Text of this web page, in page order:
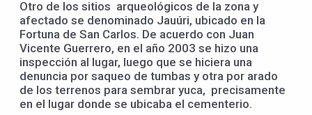
Otro de los sitios arqueológicos de la zona y
afectado se denominado Jauúri, ubicado en la
Fortuna de San Carlos. De acuerdo con Juan
Vicente Guerrero, en el año 2003 se hizo una
inspección al lugar, luego que se hiciera una
denuncia por saqueo de tumbas y otra por arado
de los terrenos para sembrar yuca, precisamente
en el lugar donde se ubicaba el cementerio.